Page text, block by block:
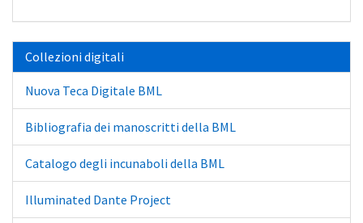
Collezioni digitali
Nuova Teca Digitale BML
Bibliografia dei manoscritti della BML
Catalogo degli incunaboli della BML
Illuminated Dante Project